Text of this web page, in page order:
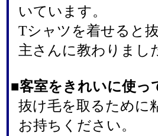
いています。
Tシャツを着せると
主さんに教わりまし
■客室をきれいに使っ
抜け毛を取るために
お持ちください。